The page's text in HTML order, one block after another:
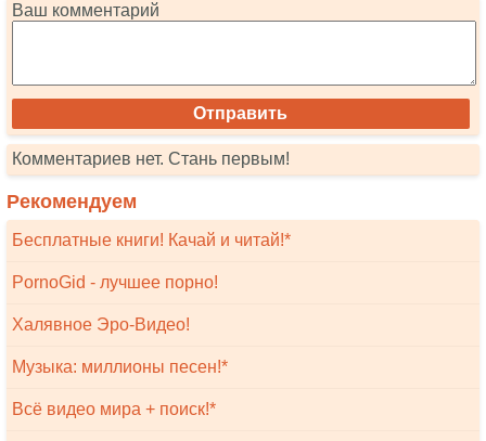
Ваш комментарий
Комментариев нет. Стань первым!
Рекомендуем
Бесплатные книги! Качай и читай!*
PornoGid - лучшее порно!
Халявное Эро-Видео!
Музыка: миллионы песен!*
Всё видео мира + поиск!*